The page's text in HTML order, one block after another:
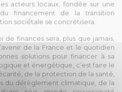
acteurs locaux, fondée sur une
financement de la transition
sociétale se concrétisera.
de finances sera, plus que jamais,
de la France et le quotidien
solutions pour financer à sa
et énergétique, c’est faire le
de la protection de la santé,
du dérèglement climatique, de la